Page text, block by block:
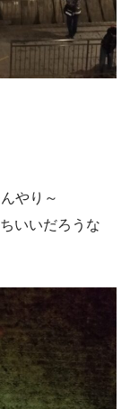
やり～
いいだろうな